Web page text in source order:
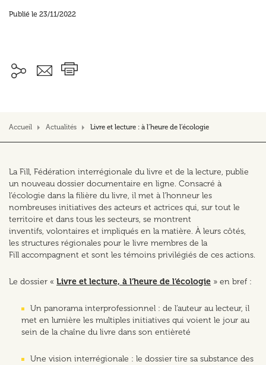
Publié le 23/11/2022
Accueil Actualités Livre et lecture : à l’heure de l’écologie
La Fill, Fédération interrégionale du livre et de la lecture, publie
un nouveau dossier documentaire en ligne. Consacré à
l’écologie dans la filière du livre, il met à l’honneur les
nombreuses initiatives des acteurs et actrices qui, sur tout le
territoire et dans tous les secteurs, se montrent
inventifs, volontaires et impliqués en la matière. À leurs côtés,
les structures régionales pour le livre membres de la
Fill accompagnent et sont les témoins privilégiés de ces actions.
Le dossier « Livre et lecture, à l’heure de l’écologie » en bref :
Un panorama interprofessionnel : de l’auteur au lecteur, il
met en lumière les multiples initiatives qui voient le jour au
sein de la chaîne du livre dans son entièreté
Une vision interrégionale : le dossier tire sa substance des